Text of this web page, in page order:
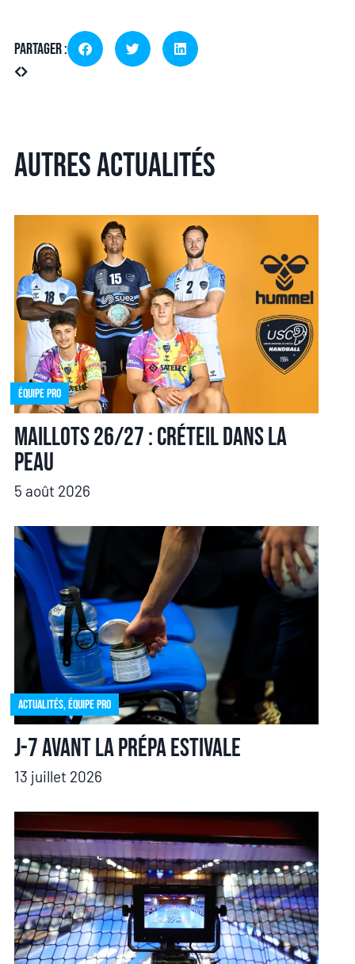
Partager :
Autres actualités
Équipe pro
Maillots 26/27 : Créteil dans la
peau
5 août 2026
Actualités,Équipe pro
J-7 avant la prépa estivale
13 juillet 2026